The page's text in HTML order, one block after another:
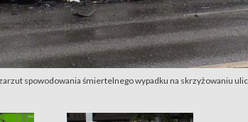
spowodowania śmiertelnego wypadku na skrzyżowaniu